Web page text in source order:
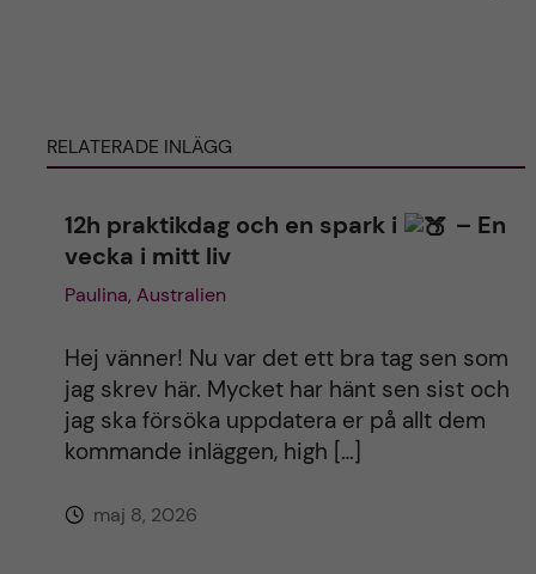
RELATERADE INLÄGG
12h praktikdag och en spark i
– En
vecka i mitt liv
Paulina, Australien
Hej vänner! Nu var det ett bra tag sen som
jag skrev här. Mycket har hänt sen sist och
jag ska försöka uppdatera er på allt dem
kommande inläggen, high […]
maj 8, 2026